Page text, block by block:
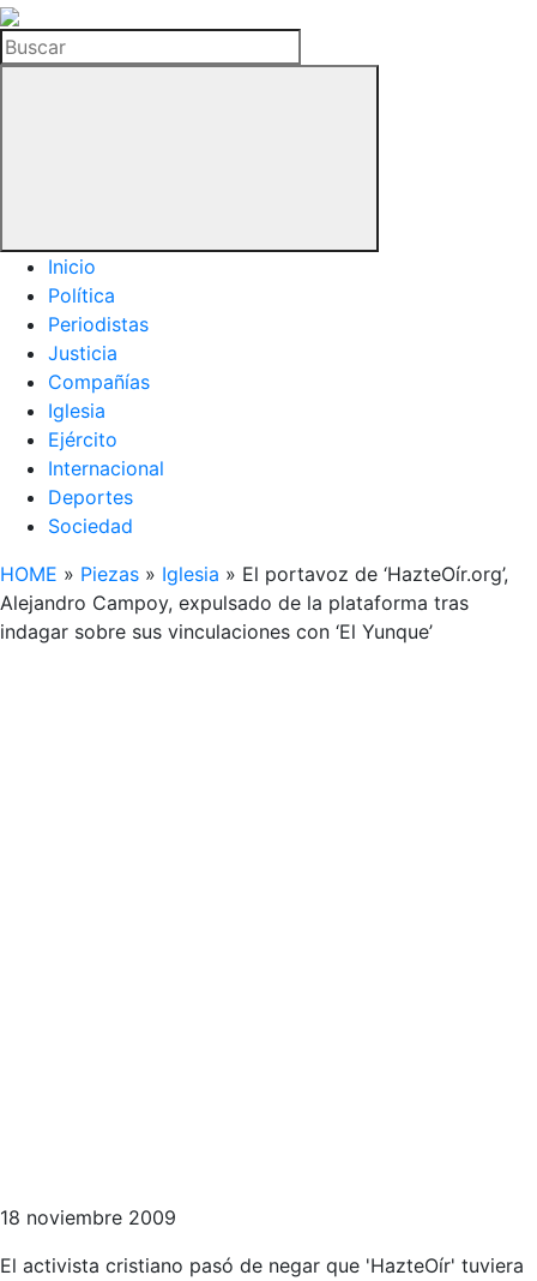
La
Hemeroteca
del
Buscar
Inicio
Política
Periodistas
Justicia
Compañías
Iglesia
Ejército
Internacional
Deportes
Sociedad
HOME » Piezas » Iglesia » El portavoz de ‘HazteOír.org’,
Alejandro Campoy, expulsado de la plataforma tras
indagar sobre sus vinculaciones con ‘El Yunque’
18 noviembre 2009
El activista cristiano pasó de negar que 'HazteOír' tuviera